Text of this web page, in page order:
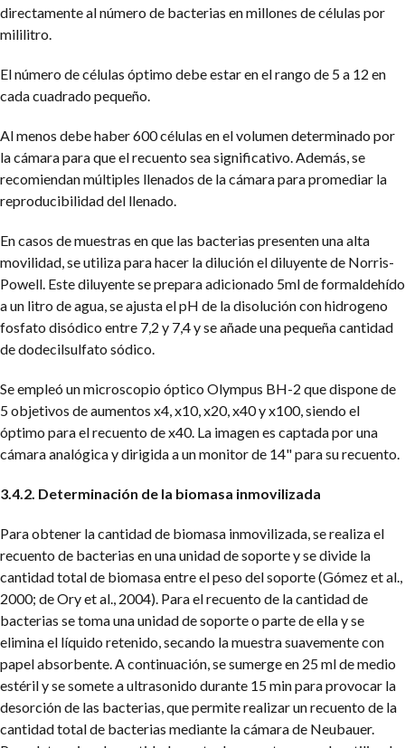
directamente al número de bacterias en millones de células por
mililitro.
El número de células óptimo debe estar en el rango de 5 a 12 en
cada cuadrado pequeño.
Al menos debe haber 600 células en el volumen determinado por
la cámara para que el recuento sea significativo. Además, se
recomiendan múltiples llenados de la cámara para promediar la
reproducibilidad del llenado.
En casos de muestras en que las bacterias presenten una alta
movilidad, se utiliza para hacer la dilución el diluyente de Norris-
Powell. Este diluyente se prepara adicionado 5ml de formaldehído
a un litro de agua, se ajusta el pH de la disolución con hidrogeno
fosfato disódico entre 7,2 y 7,4 y se añade una pequeña cantidad
de dodecilsulfato sódico.
Se empleó un microscopio óptico Olympus BH-2 que dispone de
5 objetivos de aumentos x4, x10, x20, x40 y x100, siendo el
óptimo para el recuento de x40. La imagen es captada por una
cámara analógica y dirigida a un monitor de 14" para su recuento.
3.4.2. Determinación de la biomasa inmovilizada
Para obtener la cantidad de biomasa inmovilizada, se realiza el
recuento de bacterias en una unidad de soporte y se divide la
cantidad total de biomasa entre el peso del soporte (Gómez et al.,
2000; de Ory et al., 2004). Para el recuento de la cantidad de
bacterias se toma una unidad de soporte o parte de ella y se
elimina el líquido retenido, secando la muestra suavemente con
papel absorbente. A continuación, se sumerge en 25 ml de medio
estéril y se somete a ultrasonido durante 15 min para provocar la
desorción de las bacterias, que permite realizar un recuento de la
cantidad total de bacterias mediante la cámara de Neubauer.